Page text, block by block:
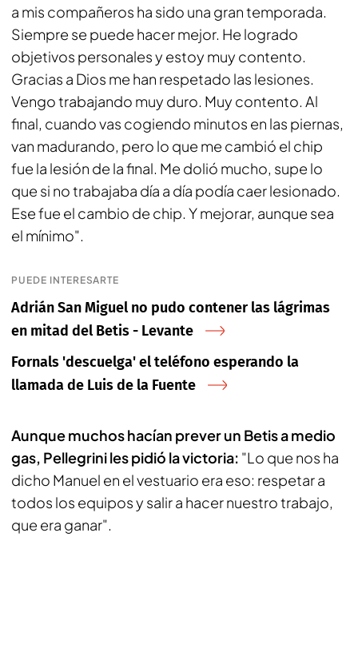
a mis compañeros ha sido una gran temporada.
Siempre se puede hacer mejor. He logrado
objetivos personales y estoy muy contento.
Gracias a Dios me han respetado las lesiones.
Vengo trabajando muy duro. Muy contento. Al
final, cuando vas cogiendo minutos en las piernas,
van madurando, pero lo que me cambió el chip
fue la lesión de la final. Me dolió mucho, supe lo
que si no trabajaba día a día podía caer lesionado.
Ese fue el cambio de chip. Y mejorar, aunque sea
el mínimo".
PUEDE INTERESARTE
Adrián San Miguel no pudo contener las lágrimas
en mitad del Betis - Levante
Fornals 'descuelga' el teléfono esperando la
llamada de Luis de la Fuente
Aunque muchos hacían prever un Betis a medio
gas, Pellegrini les pidió la victoria: "Lo que nos ha
dicho Manuel en el vestuario era eso: respetar a
todos los equipos y salir a hacer nuestro trabajo,
que era ganar".